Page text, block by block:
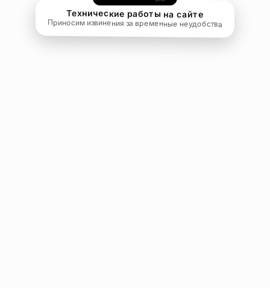
Технические работы на сайте
Приносим извинения за временные неудобства